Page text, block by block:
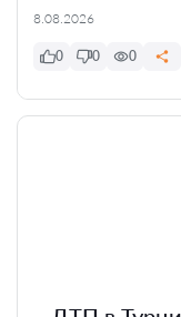
8.08.2026
0 0 0